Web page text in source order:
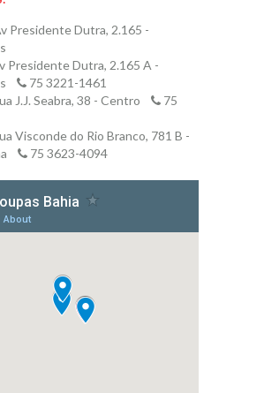
Presidente Dutra, 2.165 -
Presidente Dutra, 2.165 A -
75 3221-1461
J.J. Seabra, 38 - Centro
75
Visconde do Rio Branco, 781 B -
75 3623-4094